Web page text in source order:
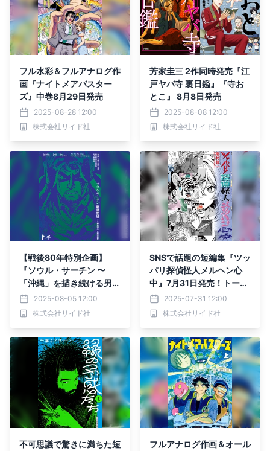
フル水彩＆フルアナログ作
画『ナイトメアバスター
ズ』中巻8月29日発売
2025-08-28 12:00
株式会社リイド社
芳家圭三 2作同時発売『江
戸ヤバ寺 裏日鑑』『寺お
とこ』 8月8日発売
2025-08-08 12:00
株式会社リイド社
【戦後80年特別企画】
『ソウル・サーチン 〜
「沖縄」を描き続ける男・
新里堅進作品選集および評
伝〜』8月5日発売
2025-08-05 12:00
株式会社リイド社
SNSで話題の短編集『ツッ
パリ探偵怪人メルヘン心
中』7月31日発売！トー
ク・羊の丸焼きを食べるイ
ベントも開催
2025-07-31 12:00
株式会社リイド社
不可思議で驚きに満ちた短
フルアナログ作画＆オール